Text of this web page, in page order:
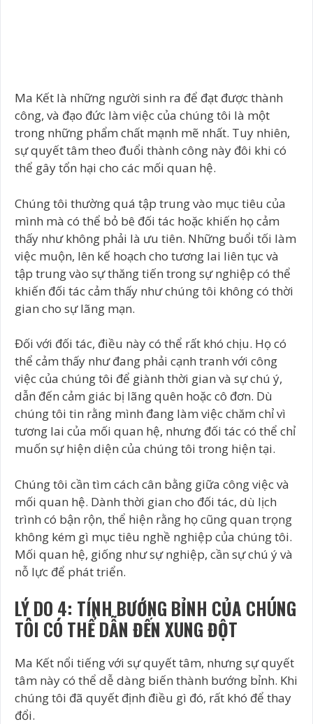
Ma Kết là những người sinh ra để đạt được thành
công, và đạo đức làm việc của chúng tôi là một
trong những phẩm chất mạnh mẽ nhất. Tuy nhiên,
sự quyết tâm theo đuổi thành công này đôi khi có
thể gây tổn hại cho các mối quan hệ.
Chúng tôi thường quá tập trung vào mục tiêu của
mình mà có thể bỏ bê đối tác hoặc khiến họ cảm
thấy như không phải là ưu tiên. Những buổi tối làm
việc muộn, lên kế hoạch cho tương lai liên tục và
tập trung vào sự thăng tiến trong sự nghiệp có thể
khiến đối tác cảm thấy như chúng tôi không có thời
gian cho sự lãng mạn.
Đối với đối tác, điều này có thể rất khó chịu. Họ có
thể cảm thấy như đang phải cạnh tranh với công
việc của chúng tôi để giành thời gian và sự chú ý,
dẫn đến cảm giác bị lãng quên hoặc cô đơn. Dù
chúng tôi tin rằng mình đang làm việc chăm chỉ vì
tương lai của mối quan hệ, nhưng đối tác có thể chỉ
muốn sự hiện diện của chúng tôi trong hiện tại.
Chúng tôi cần tìm cách cân bằng giữa công việc và
mối quan hệ. Dành thời gian cho đối tác, dù lịch
trình có bận rộn, thể hiện rằng họ cũng quan trọng
không kém gì mục tiêu nghề nghiệp của chúng tôi.
Mối quan hệ, giống như sự nghiệp, cần sự chú ý và
nỗ lực để phát triển.
LÝ DO 4: TÍNH BƯỚNG BỈNH CỦA CHÚNG
TÔI CÓ THỂ DẪN ĐẾN XUNG ĐỘT
Ma Kết nổi tiếng với sự quyết tâm, nhưng sự quyết
tâm này có thể dễ dàng biến thành bướng bỉnh. Khi
chúng tôi đã quyết định điều gì đó, rất khó để thay
đổi.